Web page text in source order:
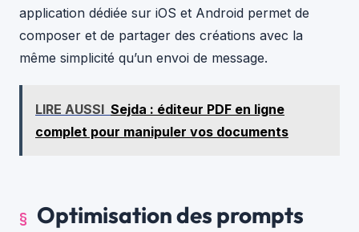
application dédiée sur iOS et Android permet de
composer et de partager des créations avec la
même simplicité qu’un envoi de message.
LIRE AUSSI Sejda : éditeur PDF en ligne
complet pour manipuler vos documents
Optimisation des prompts